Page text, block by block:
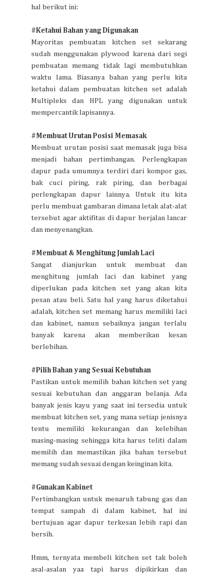
hal berikut ini:
#Ketahui Bahan yang Digunakan
Mayoritas pembuatan kitchen set sekarang
sudah menggunakan plywood karena dari segi
pembuatan memang tidak lagi membutuhkan
waktu lama. Biasanya bahan yang perlu kita
ketahui dalam pembuatan kitchen set adalah
Multipleks dan HPL yang digunakan untuk
mempercantik lapisannya.
#Membuat Urutan Posisi Memasak
Membuat urutan posisi saat memasak juga bisa
menjadi bahan pertimbangan. Perlengkapan
dapur pada umumnya terdiri dari kompor gas,
bak cuci piring, rak piring, dan berbagai
perlengkapan dapur lainnya. Untuk itu kita
perlu membuat gambaran dimana letak alat-alat
tersebut agar aktifitas di dapur berjalan lancar
dan menyenangkan.
#Membuat & Menghitung Jumlah Laci
Sangat dianjurkan untuk membuat dan
menghitung jumlah laci dan kabinet yang
diperlukan pada kitchen set yang akan kita
pesan atau beli. Satu hal yang harus diketahui
adalah, kitchen set memang harus memiliki laci
dan kabinet, namun sebaiknya jangan terlalu
banyak karena akan memberikan kesan
berlebihan.
#Pilih Bahan yang Sesuai Kebutuhan
Pastikan untuk memilih bahan kitchen set yang
sesuai kebutuhan dan anggaran belanja. Ada
banyak jenis kayu yang saat ini tersedia untuk
membuat kitchen set, yang mana setiap jenisnya
tentu memiliki kekurangan dan kelebihan
masing-masing sehingga kita harus teliti dalam
memilih dan memastikan jika bahan tersebut
memang sudah sesuai dengan keinginan kita.
#Gunakan Kabinet
Pertimbangkan untuk menaruh tabung gas dan
tempat sampah di dalam kabinet, hal ini
bertujuan agar dapur terkesan lebih rapi dan
bersih.
Hmm, ternyata membeli kitchen set tak boleh
asal-asalan yaa tapi harus dipikirkan dan